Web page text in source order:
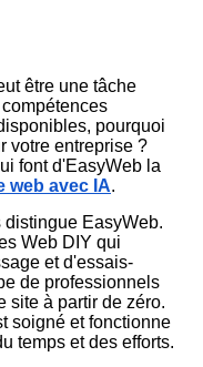
être une tâche
pourquoi
votre entreprise ?
font d'EasyWeb la
web avec IA.
distingue EasyWeb.
Web DIY qui
et d'essais-
de professionnels
site à partir de zéro.
soigné et fonctionne
temps et des efforts.